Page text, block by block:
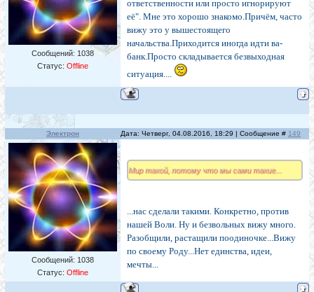
Сообщений: 1038
Статус: Offline
ответственности или просто игнорируют
её". Мне это хорошо знакомо.Причём, часто
вижу это у вышестоящего
начальства.Приходится иногда идти ва-
банк.Просто складывается безвыходная
ситуация....
Электрон Дата: Четверг, 04.08.2016, 18:29 | Сообщение # 149
Сообщений: 1038
Статус: Offline
Мир такой, потому что мы сами такие...
...нас сделали такими. Конкретно, против
нашей Воли. Ну и безвольных вижу много.
Разобщили, растащили поодиночке...Вижу
по своему Роду...Нет единства, идеи,
мечты...